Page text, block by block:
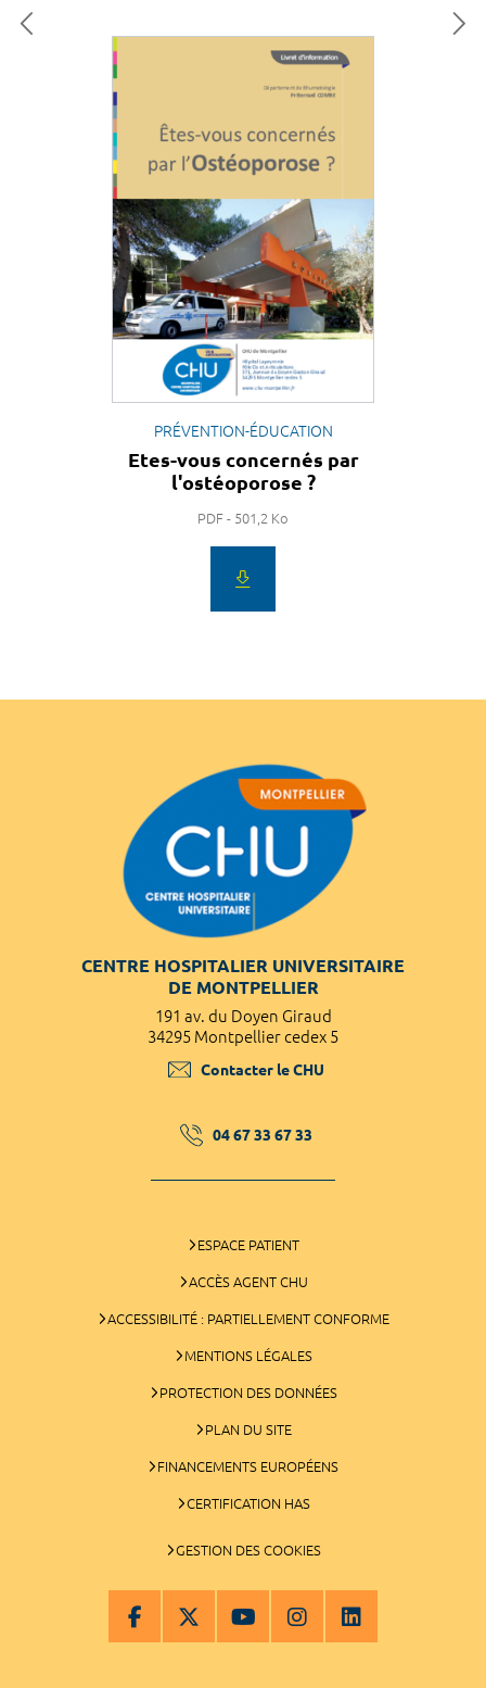
PRÉVENTION-ÉDUCATION
Etes-vous concernés par
l'ostéoporose ?
PDF - 501,2 Ko
CENTRE HOSPITALIER UNIVERSITAIRE
DE MONTPELLIER
191 av. du Doyen Giraud
34295 Montpellier cedex 5
Contacter le CHU
04 67 33 67 33
ESPACE PATIENT
ACCÈS AGENT CHU
ACCESSIBILITÉ : PARTIELLEMENT CONFORME
MENTIONS LÉGALES
PROTECTION DES DONNÉES
PLAN DU SITE
FINANCEMENTS EUROPÉENS
CERTIFICATION HAS
GESTION DES COOKIES